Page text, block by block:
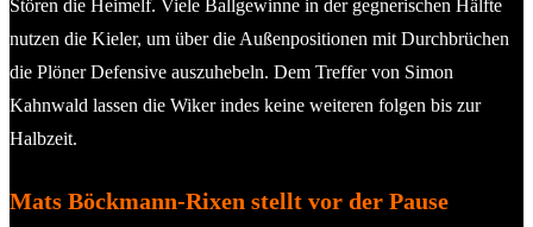
Stören die Heimelf. Viele Ballgewinne in der gegnerischen Hälfte
nutzen die Kieler, um über die Außenpositionen mit Durchbrüchen
die Plöner Defensive auszuhebeln. Dem Treffer von Simon
Kahnwald lassen die Wiker indes keine weiteren folgen bis zur
Halbzeit.
Mats Böckmann-Rixen stellt vor der Pause